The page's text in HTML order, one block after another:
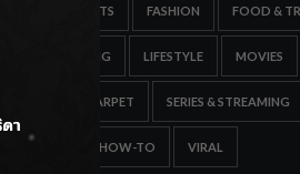
ESPORTS FASHION FOOD &
GAMING LIFESTYLE MOVIES
RED CARPET SERIES & STREAMING
TIPS & HOW-TO VIRAL